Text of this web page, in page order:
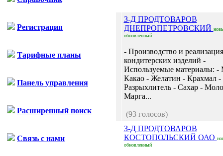
Регистрация
Тарифные планы
Панель управления
Расширенный поиск
Связь с нами
З-Д ПРОДТОВАРОВ
ДНЕПРОПЕТРОВСКИЙ
обновленный
- Производство и реализация
кондитерских изделий -
Используемые материалы: -
Какао - Желатин - Крахмал -
Разрыхлитель - Сахар -
Марга...
(93 голосов)
З-Д ПРОДТОВАРОВ
КОСТОПОЛЬСКИЙ ОАО
обновленный